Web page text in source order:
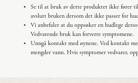
Se til at bruk av dette produktet ikke fører
avslutt bruken dersom det ikke passer for
Vi anbefaler at du oppsøker en hudlege
Vedvarende bruk kan forverre symptomene.
Unngå kontakt med øynene. Ved kontakt
mengder vann. Hvis symptomer vedvarer,